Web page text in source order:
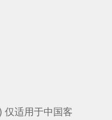
仅适用于中国客